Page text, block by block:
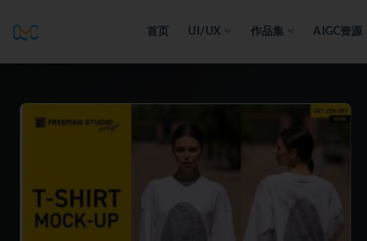
首页 UI/UX 作品集 AIGC资源